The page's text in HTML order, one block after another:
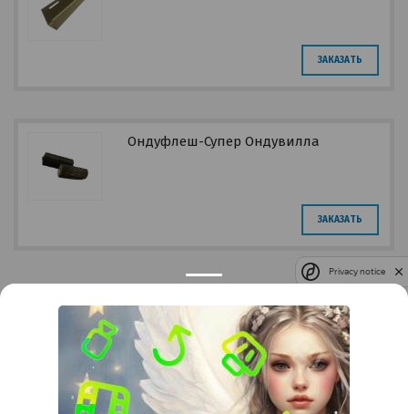
ЗАКАЗАТЬ
Ондуфлеш-Супер Ондувилла
ЗАКАЗАТЬ
Контакты
Тимашевск Темрюк
+7 (861) 298-41-90 +7 (861) 298-41-90
Privacy notice